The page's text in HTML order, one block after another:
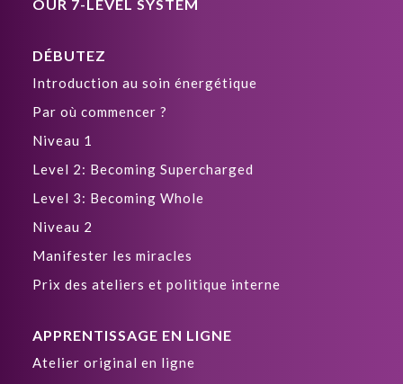
OUR 7-LEVEL SYSTEM
DÉBUTEZ
Introduction au soin énergétique
Par où commencer ?
Niveau 1
Level 2: Becoming Supercharged
Level 3: Becoming Whole
Niveau 2
Manifester les miracles
Prix des ateliers et politique interne
APPRENTISSAGE EN LIGNE
Atelier original en ligne